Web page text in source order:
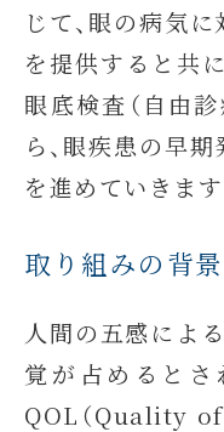
じて、眼の病気
を提供すると共
眼底検査（自由
ら、眼疾患の早
を進めていきます
取り組みの背景
人間の五感によ
覚が占めるとさ
QOL（Quality